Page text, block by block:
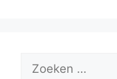
Zoek